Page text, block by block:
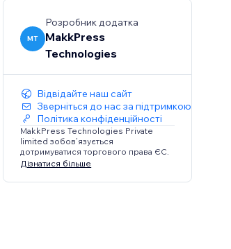
MT
Розробник додатка
MakkPress
Technologies
Відвідайте наш сайт
Зверніться до нас за підтримкою
Політика конфіденційності
MakkPress Technologies Private
limited зобов’язується
дотримуватися торгового права ЄС.
Дізнатися більше